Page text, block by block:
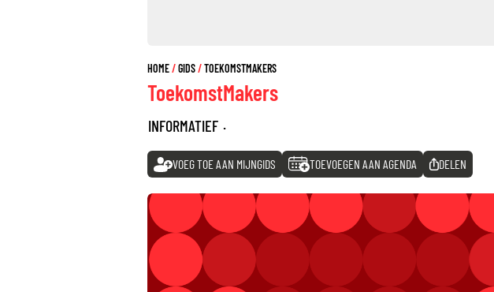
HOME GIDS TOEKOMSTMAKERS
ToekomstMakers
INFORMATIEF ·
VOEG TOE AAN MIJNGIDS TOEVOEGEN AAN AGENDA DELEN